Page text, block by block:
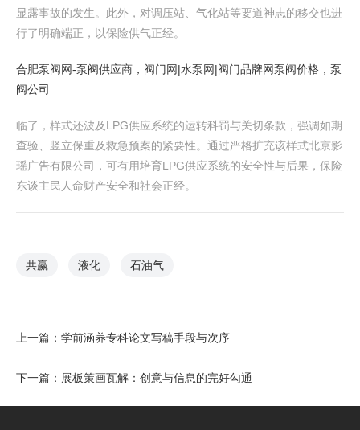
显露事故的发生。此外，对调压站、气化站等要道神志的移交也进
行了明确端正，以保险供气正经。
合肥泵阀网-泵阀供应商，阀门网|水泵网|阀门品牌网泵阀价格，泵
阀公司
临了，样式还波及LPG供应系统的运转科罚与关切条款，强调如期
查验、竖立保重及救急预案的紧要性。通过严格扩充该样式北京影
瑶广告有限公司，可有用培育LPG供应系统的安全性与后果，保险
东谈主民人命财产安全和社会正经。
共赢 液化 石油气
上一篇： 学前涵养专科论文写稿手段与次序
下一篇： 展板策画瓦解：创意与信息的完好勾通